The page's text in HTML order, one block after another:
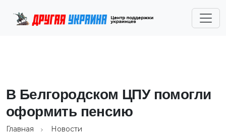
В Белгородском ЦПУ помогли
оформить пенсию
Главная Новости